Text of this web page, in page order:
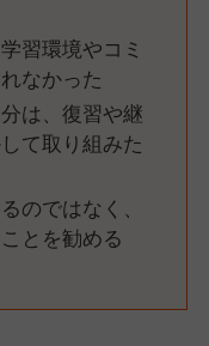
習環境やコミ
なかった
は、復習や継
て取り組みた
のではなく、
とを勧める